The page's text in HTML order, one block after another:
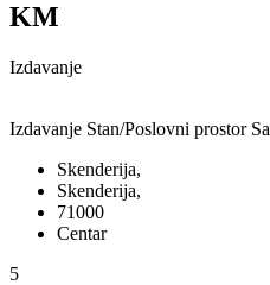
KM
Izdavanje
Izdavanje Stan/Poslovni prostor
Skenderija,
Skenderija,
71000
Centar
5